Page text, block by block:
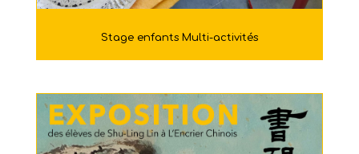
Stage enfants Multi-activités